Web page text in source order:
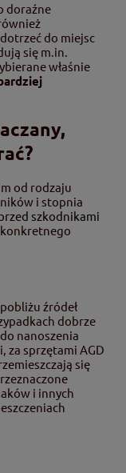
doraźne
do miejsc
się m.in.
właśnie
od rodzaju
i stopnia
szkodnikami
źródeł
dobrze
nanoszenia
za sprzętami AGD
się
i innych